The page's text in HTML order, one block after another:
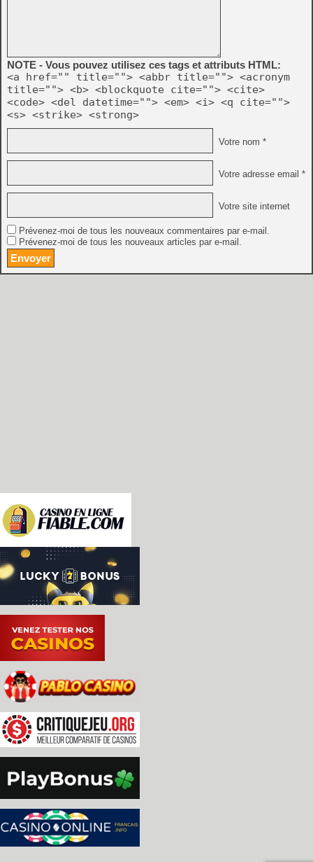
NOTE - Vous pouvez utilisez ces tags et attributs HTML:
<a href="" title=""> <abbr title=""> <acronym
title=""> <b> <blockquote cite=""> <cite>
<code> <del datetime=""> <em> <i> <q cite="">
<s> <strike> <strong>
Votre nom *
Votre adresse email *
Votre site internet
Prévenez-moi de tous les nouveaux commentaires par e-mail.
Prévenez-moi de tous les nouveaux articles par e-mail.